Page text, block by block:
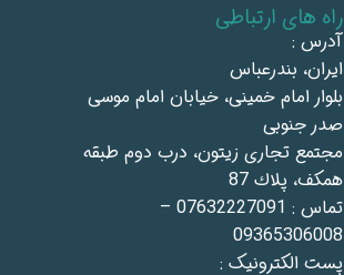
راه های ارتباطی
آدرس :
ايران، بندرعباس
بلوار امام خمينى، خيابان امام موسى
صدر جنوبى
مجتمع تجاری زيتون، درب دوم طبقه
همكف، پلاك 87
تماس : 07632227091 –
09365306008
پست الکترونیک :